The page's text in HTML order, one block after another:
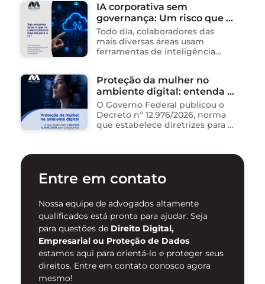
um dos ambientes mais
propícios para …
IA corporativa sem
governança: Um risco que já
está acontecendo
Todo dia, colaboradores das
mais diversas áreas usam
ferramentas de inteligência
dados, redigem e-mails, geram
relatórios. O problema não está
na ferramenta. Está …
Proteção da mulher no
ambiente digital: entenda o
novo Decreto nº 12.976/2026
O Governo Federal publicou o
Decreto nº 12.976/2026, norma
que estabelece diretrizes para a
enfrentamento da violência
digital. …
Entre em contato
Nossa equipe de advogados altamente
qualificados está pronta para ajudar. Seja
para questões de Direito Digital,
Empresarial ou Proteção de Dados
estamos aqui para orientá-lo e proteger seus
direitos. Entre em contato conosco agora
mesmo!